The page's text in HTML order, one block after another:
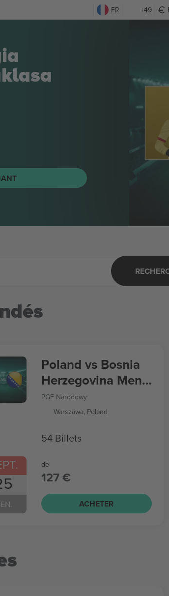
FR +49
Poland vs Bosnia
Herzegovina Men's
Nations League
PGE Narodowy
Warszawa, Poland
54 Billets
de
127 €
ACHETER